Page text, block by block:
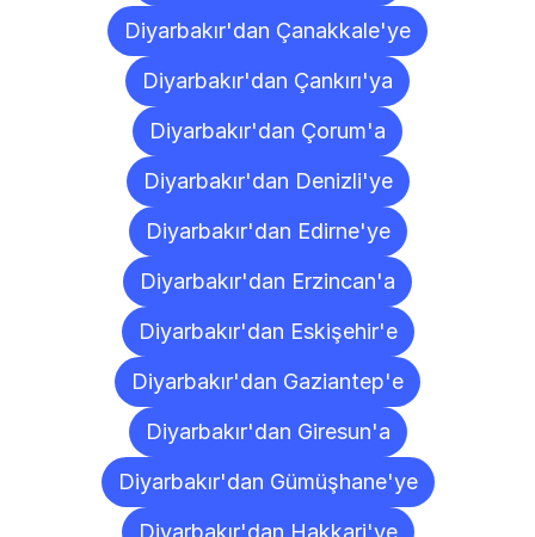
Diyarbakır'dan Çanakkale'ye
Diyarbakır'dan Çankırı'ya
Diyarbakır'dan Çorum'a
Diyarbakır'dan Denizli'ye
Diyarbakır'dan Edirne'ye
Diyarbakır'dan Erzincan'a
Diyarbakır'dan Eskişehir'e
Diyarbakır'dan Gaziantep'e
Diyarbakır'dan Giresun'a
Diyarbakır'dan Gümüşhane'ye
Diyarbakır'dan Hakkari'ye